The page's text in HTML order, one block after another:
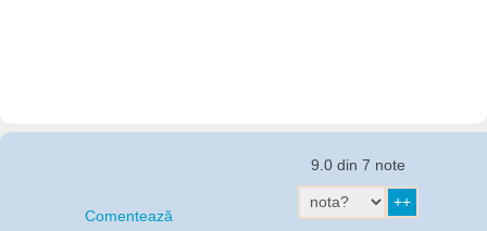
Comentează
9.0 din 7 note